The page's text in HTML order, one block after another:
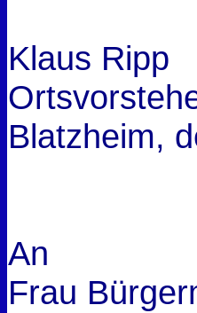
Klaus Ripp
Blatzheim,
An
Frau